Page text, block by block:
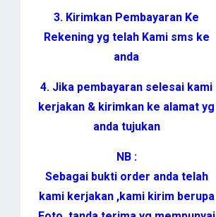
3. Kirimkan Pembayaran Ke
Rekening yg telah Kami sms ke
anda
4. Jika pembayaran selesai kami
kerjakan & kirimkan ke alamat yg
anda tujukan
NB :
Sebagai bukti order anda telah
kami kerjakan ,kami kirim berupa